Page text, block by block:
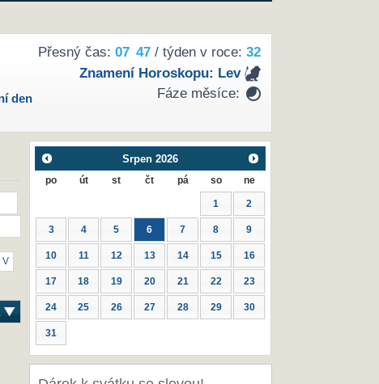
Přesný čas: 07 47/ týden v roce: 32
Znamení Horoskopu: Lev
Fáze měsíce:
den
V
Srpen 2026
po út st čt pá so ne
1 2
3 4 5 6 7 8 9
10 11 12 13 14 15 16
17 18 19 20 21 22 23
24 25 26 27 28 29 30
31